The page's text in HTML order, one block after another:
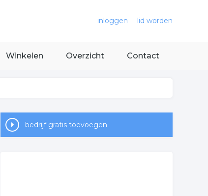
inloggen lid worden
Winkelen Overzicht Contact
bedrijf gratis toevoegen